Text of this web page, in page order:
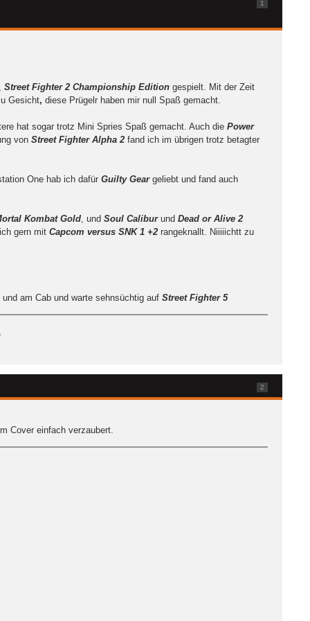
1
Street Fighter 2 Championship Edition gespielt. Mit der Zeit
Gesicht, diese Prügelr haben mir null Spaß gemacht.
hat sogar trotz Mini Spries Spaß gemacht. Auch die Power
von Street Fighter Alpha 2 fand ich im übrigen trotz betagter
One hab ich dafür Guilty Geargeliebt und fand auch
Kombat Gold, und Soul Caliburund Dead or Alive 2
gern mit Capcom versus SNK 1 +2 rangeknallt. Niiiiichtt zu
am Cab und warte sehnsüchtig auf Street Fighter 5
2
Cover einfach verzaubert.